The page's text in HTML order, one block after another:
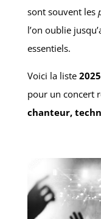
sont souvent les
l’on oublie
essentiels.
Voici la liste 2025
pour un concert
chanteur,